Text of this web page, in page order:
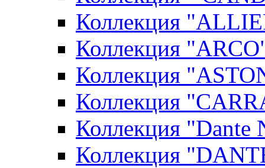
Коллекция
Коллекция
Коллекция
Коллекция
Коллекция "Dante
Коллекция